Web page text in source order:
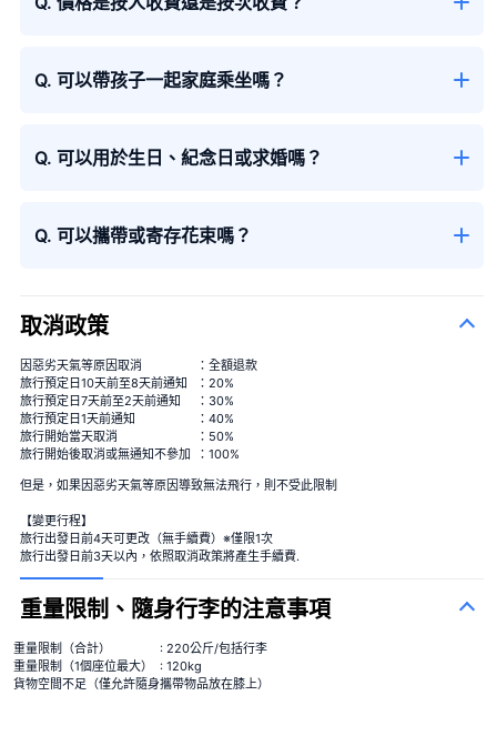
Q. 可以帶孩子一起家庭乘坐嗎？
Q. 可以用於生日、紀念日或求婚嗎？
Q. 可以攜帶或寄存花束嗎？
取消政策
因惡劣天氣等原因取消
：全額退款
旅行預定日10天前至8天前通知
：20%
旅行預定日7天前至2天前通知
：30%
旅行預定日1天前通知
：40%
旅行開始當天取消
：50%
旅行開始後取消或無通知不參加
：100%
但是，如果因惡劣天氣等原因導致無法飛行，則不受此限制
【變更行程】
旅行出發日前4天可更改（無手續費）※僅限1次
旅行出發日前3天以內，依照取消政策將產生手續費.
重量限制、隨身行李的注意事項
重量限制（合計）
: 220公斤/包括行李
重量限制（1個座位最大）
: 120kg
貨物空間不足（僅允許隨身攜帶物品放在膝上）